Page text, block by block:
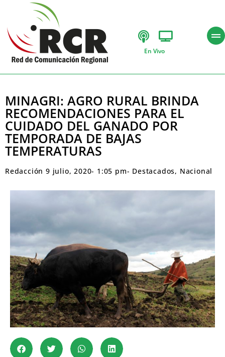
En Vivo
MINAGRI: AGRO RURAL BRINDA
RECOMENDACIONES PARA EL
CUIDADO DEL GANADO POR
TEMPORADA DE BAJAS
TEMPERATURAS
Redacción 9 julio, 2020- 1:05 pm- Destacados, Nacional